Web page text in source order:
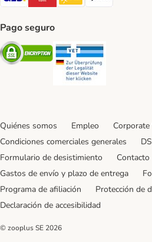
Pago seguro
Security
Quiénes somos Empleo
Condiciones comerciales generales
Formulario de desistimiento
Contacto
Gastos de envío y plazo de entrega
Programa de afiliación
Protección de
Declaración de accesibilidad
© zooplus SE 2026